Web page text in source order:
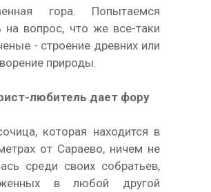
гора. Попытаемся
на вопрос, что же все-таки
- строение древних или
природы.
любитель дает фору
которая находится в
от Сараево, ничем не
среди своих собратьев,
в любой другой